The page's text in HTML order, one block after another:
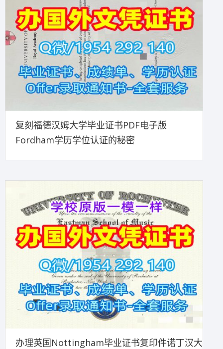
复刻福德汉姆大学毕业证书PDF电子版
Fordham学历学位认证的秘密
办理英国Nottingham毕业证书复印件诺丁汉大